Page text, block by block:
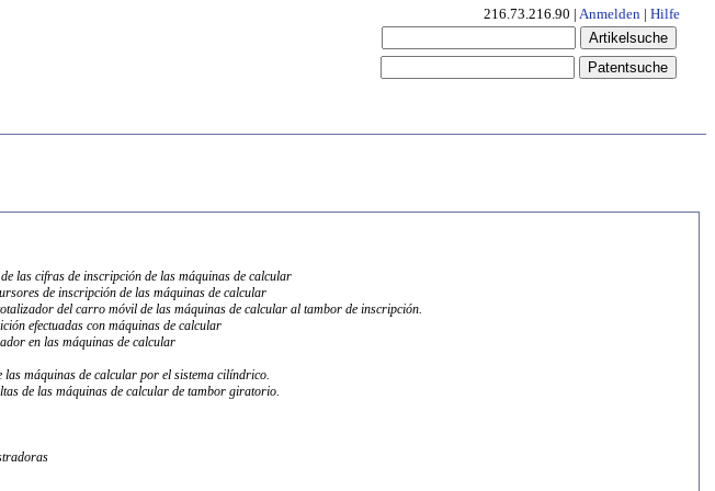
216.73.216.90 | Anmelden | Hilfe
las cifras de inscripción de las máquinas de calcular
de inscripción de las máquinas de calcular
del carro móvil de las máquinas de calcular al tambor de inscripción.
efectuadas con máquinas de calcular
en las máquinas de calcular
máquinas de calcular por el sistema cilíndrico.
de las máquinas de calcular de tambor giratorio.